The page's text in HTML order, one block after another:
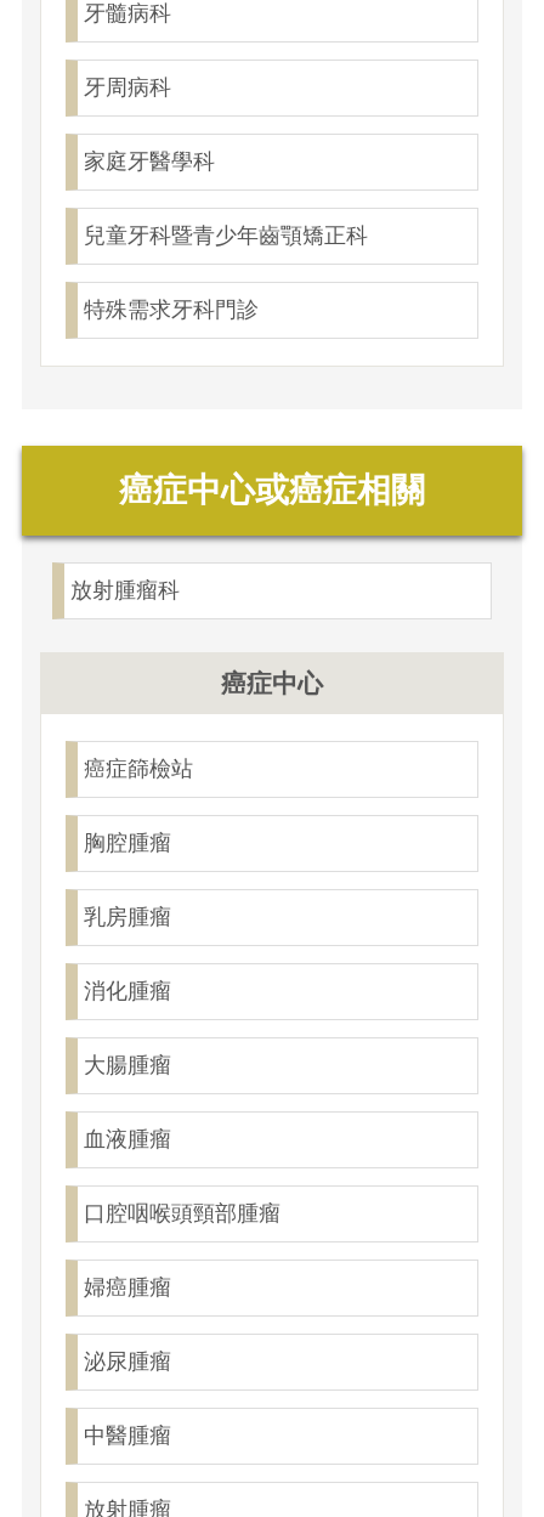
牙髓病科
牙周病科
家庭牙醫學科
兒童牙科暨青少年齒顎矯正科
特殊需求牙科門診
癌症中心或癌症相關
放射腫瘤科
癌症中心
癌症篩檢站
胸腔腫瘤
乳房腫瘤
消化腫瘤
大腸腫瘤
血液腫瘤
口腔咽喉頭頸部腫瘤
婦癌腫瘤
泌尿腫瘤
中醫腫瘤
放射腫瘤